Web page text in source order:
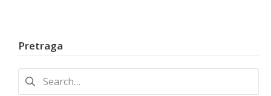
Pretraga
Search
for: